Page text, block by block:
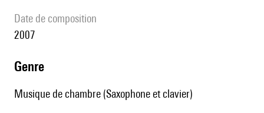
date de composition
2007
genre
Musique de chambre (Saxophone et clavier)